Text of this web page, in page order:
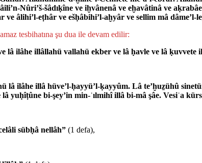
Nûri’š-šâdıḳîne ve iḫvânenâ ve eḫavâtinâ ve
âlihi’l-eṭhâr ve ešḥâbihi’l-aḫyâr ve sellim mâ
tesbihatına şu dua ile devam edi­lir:
lâ ilâhe illâllahü vallahü ekber ve lâ ḥavle ve lâ ḳuvvete
ilâhe illâ hüve’l-ḥayyü’l-ḳayyûm. Lâ te’ḫuẕühû
yuḥîṭûne bi-şey’in min-ʿılmihî illâ bi-mâ şâe. Vesiʿa
sübḥâ­ nellâh” (1 defa),